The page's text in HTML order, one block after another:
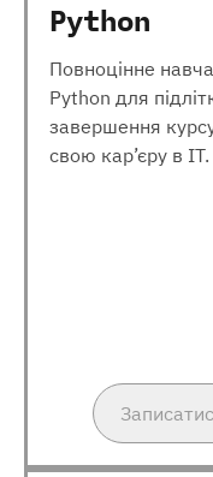
Python
Повноцінне
Python для
завершення
свою кар’єру в ІТ.